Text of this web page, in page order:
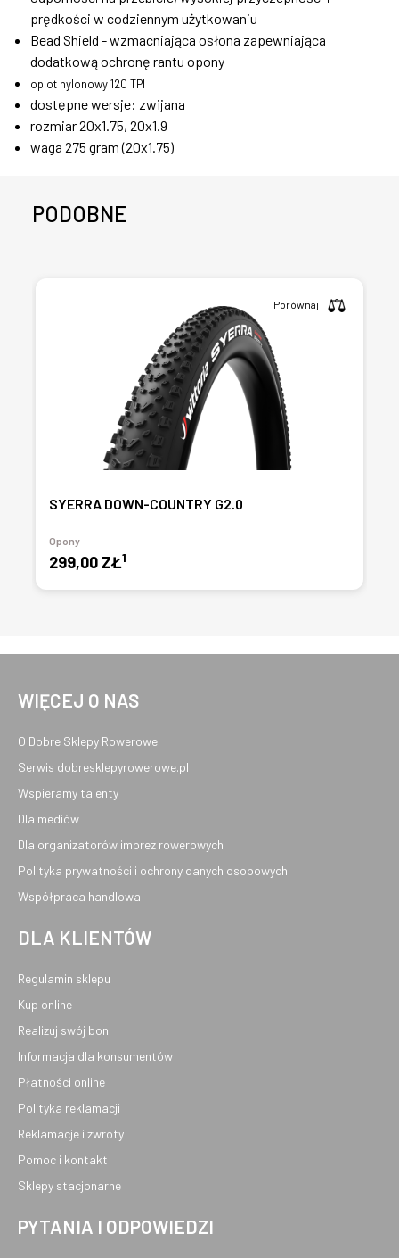
prędkości w codziennym użytkowaniu
Bead Shield - wzmacniająca osłona zapewniająca
dodatkową ochronę rantu opony
oplot nylonowy 120 TPI
dostępne wersje: zwijana
rozmiar 20x1.75, 20x1.9
waga 275 gram (20x1.75)
PODOBNE
SYERRA DOWN-COUNTRY G2.0
Opony
299,00 ZŁ1
Porównaj
WIĘCEJ O NAS
O Dobre Sklepy Rowerowe
Serwis dobresklepyrowerowe.pl
Wspieramy talenty
Dla mediów
Dla organizatorów imprez rowerowych
Polityka prywatności i ochrony danych osobowych
Współpraca handlowa
DLA KLIENTÓW
Regulamin sklepu
Kup online
Realizuj swój bon
Informacja dla konsumentów
Płatności online
Polityka reklamacji
Reklamacje i zwroty
Pomoc i kontakt
Sklepy stacjonarne
PYTANIA I ODPOWIEDZI